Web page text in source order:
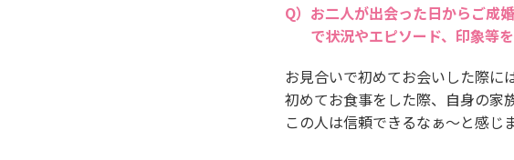
お二人が出会った日からご成
で状況やエピソード、印象等
お見合いで初めてお会いした際に
初めてお食事をした際、自身の家
この人は信頼できるなぁ〜と感じ